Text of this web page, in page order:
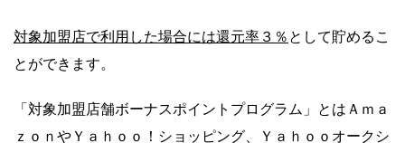
対象加盟店で利用した場合には還元率３％ として貯めるこ
とができます。
「対象加盟店舗ボーナスポイントプログラム」とはＡｍａ
ｚｏｎやＹａｈｏｏ！ショッピング、Ｙａｈｏｏオークシ